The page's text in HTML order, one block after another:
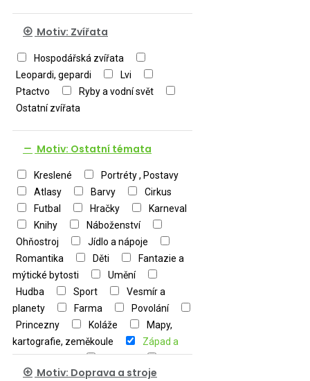
Motiv: Zvířata
Hospodářská zvířata
Leopardi, gepardi
Lvi
Ptactvo
Ryby a vodní svět
Ostatní zvířata
Motiv: Ostatní témata
Kreslené
Portréty , Postavy
Atlasy
Barvy
Cirkus
Futbal
Hračky
Karneval
Knihy
Náboženství
Ohňostroj
Jídlo a nápoje
Romantika
Děti
Fantazie a
mýtické bytosti
Umění
Hudba
Sport
Vesmír a
planety
Farma
Povolání
Princezny
Koláže
Mapy,
kartografie, zeměkoule
Západ a
východ slunce
Military
OstatníMotiv: Doprava a stroje